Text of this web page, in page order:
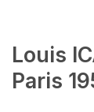
Louis
Paris